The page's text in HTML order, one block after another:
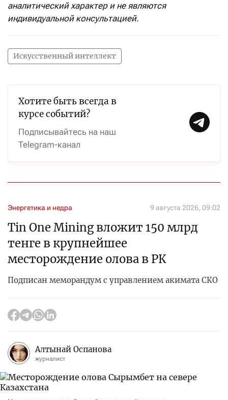
аналитический характер и не являются
индивидуальной консультацией.
Искусственный интеллект
Хотите быть всегда в
курсе событий?
Подписывайтесь на наш
Telegram-канал
Энергетика и недра 9 августа 2026, 09:02
Tin One Mining вложит 150 млрд
тенге в крупнейшее
месторождение олова в РК
Подписан меморандум с управлением акимата СКО
Алтынай Оспанова
журналист